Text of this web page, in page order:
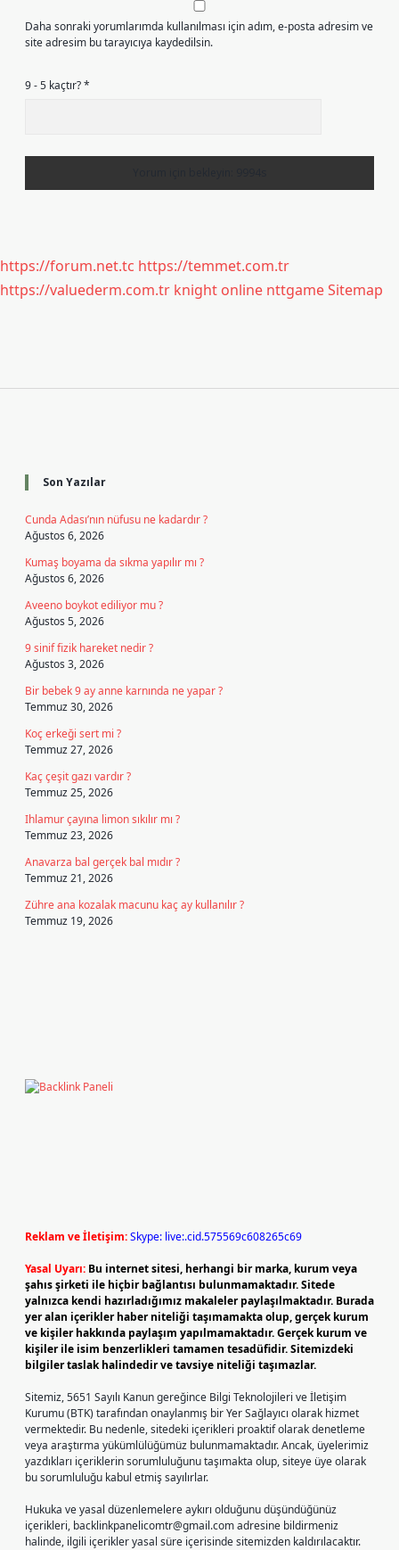
Daha sonraki yorumlarımda kullanılması için adım, e-posta adresim ve
site adresim bu tarayıcıya kaydedilsin.
9 - 5 kaçtır?*
https://forum.net.tc https://temmet.com.tr
https://valuederm.com.tr knight online nttgameSitemap
Son Yazılar
Cunda Adası’nın nüfusu ne kadardır ?
Ağustos 6, 2026
Kumaş boyama da sıkma yapılır mı ?
Ağustos 6, 2026
Aveeno boykot ediliyor mu ?
Ağustos 5, 2026
9 sinif fizik hareket nedir ?
Ağustos 3, 2026
Bir bebek 9 ay anne karnında ne yapar ?
Temmuz 30, 2026
Koç erkeği sert mi ?
Temmuz 27, 2026
Kaç çeşit gazı vardır ?
Temmuz 25, 2026
Ihlamur çayına limon sıkılır mı ?
Temmuz 23, 2026
Anavarza bal gerçek bal mıdır ?
Temmuz 21, 2026
Zühre ana kozalak macunu kaç ay kullanılır ?
Temmuz 19, 2026
Reklam ve İletişim:Skype: live:.cid.575569c608265c69
Yasal Uyarı: Bu internet sitesi, herhangi bir marka, kurum veya
şahıs şirketi ile hiçbir bağlantısı bulunmamaktadır. Sitede
yalnızca kendi hazırladığımız makaleler paylaşılmaktadır. Burada
yer alan içerikler haber niteliği taşımamakta olup, gerçek kurum
ve kişiler hakkında paylaşım yapılmamaktadır. Gerçek kurum ve
kişiler ile isim benzerlikleri tamamen tesadüfidir. Sitemizdeki
bilgiler taslak halindedir ve tavsiye niteliği taşımazlar.
Sitemiz, 5651 Sayılı Kanun gereğince Bilgi Teknolojileri ve İletişim
Kurumu (BTK) tarafından onaylanmış bir Yer Sağlayıcı olarak hizmet
vermektedir. Bu nedenle, sitedeki içerikleri proaktif olarak denetleme
veya araştırma yükümlülüğümüz bulunmamaktadır. Ancak, üyelerimiz
yazdıkları içeriklerin sorumluluğunu taşımakta olup, siteye üye olarak
bu sorumluluğu kabul etmiş sayılırlar.
Hukuka ve yasal düzenlemelere aykırı olduğunu düşündüğünüz
içerikleri, backlinkpanelicomtr@gmail.comadresine bildirmeniz
halinde, ilgili içerikler yasal süre içerisinde sitemizden kaldırılacaktır.